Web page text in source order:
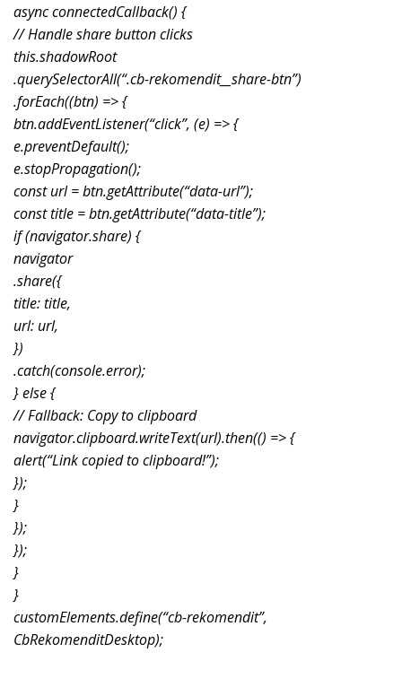
async connectedCallback() {
// Handle share button clicks
this.shadowRoot
.querySelectorAll(“.cb-rekomendit__share-btn”)
.forEach((btn) => {
btn.addEventListener(“click”, (e) => {
e.preventDefault();
e.stopPropagation();
const url = btn.getAttribute(“data-url”);
const title = btn.getAttribute(“data-title”);
if (navigator.share) {
navigator
.share({
title: title,
url: url,
})
.catch(console.error);
} else {
// Fallback: Copy to clipboard
navigator.clipboard.writeText(url).then(() => {
alert(“Link copied to clipboard!”);
});
}
});
});
}
}
customElements.define(“cb-rekomendit”,
CbRekomenditDesktop);